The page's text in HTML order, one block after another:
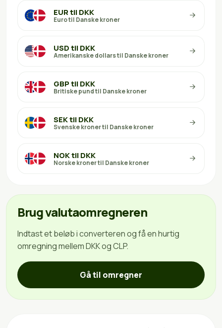
EUR til DKK
Euro til Danske kroner
USD til DKK
Amerikanske dollars til Danske kroner
GBP til DKK
Britiske pund til Danske kroner
SEK til DKK
Svenske kroner til Danske kroner
NOK til DKK
Norske kroner til Danske kroner
Brug valutaomregneren
Indtast et beløb i converteren og få en hurtig
omregning mellem DKK og CLP.
Gå til omregner